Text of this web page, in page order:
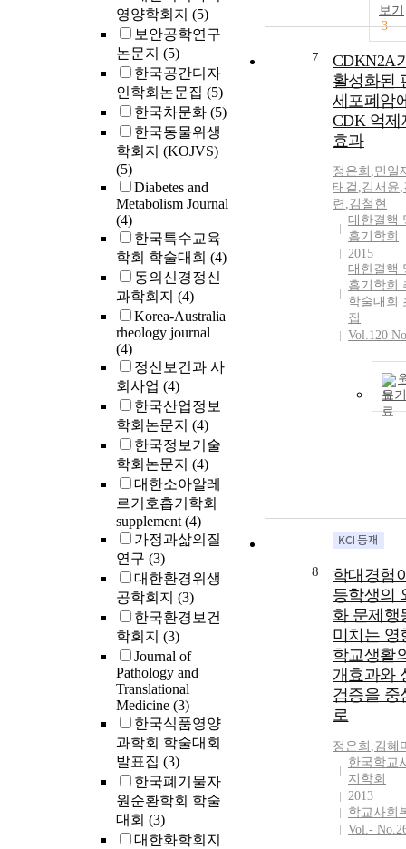
영양학회지 (5)
보안공학연구
논문지 (5)
한국공간디자
인학회논문집 (5)
한국차문화 (5)
한국동물위생
학회지 (KOJVS)
(5)
Diabetes and
Metabolism Journal
(4)
한국특수교육
학회 학술대회 (4)
동의신경정신
과학회지 (4)
Korea-Australia
rheology journal
(4)
정신보건과 사
회사업 (4)
한국산업정보
학회논문지 (4)
한국정보기술
학회논문지 (4)
대한소아알레
르기호흡기학회
supplement(4)
가정과삶의질
연구 (3)
대한환경위생
공학회지 (3)
한국환경보건
학회지 (3)
Journal of
Pathology and
Translational
Medicine (3)
한국식품영양
과학회 학술대회
발표집 (3)
한국폐기물자
원순환학회 학술
대회 (3)
대한화학회지
보기
3
7
CDKN2A
활성화된
세포폐암
CDK 억제
효과
정은희 ,민일
태걸 ,김서윤,
련 ,김철현
대한결핵
흡기학회
2015
대한결핵
흡기학회
학술대회
집
Vol.120
보기
8
학대경험
등학생의
화 문제행
미치는 영
학교생활
개효과와
검증을 중
로
정은희 ,김혜
한국학교
지학회
2013
학교사회
Vol.-